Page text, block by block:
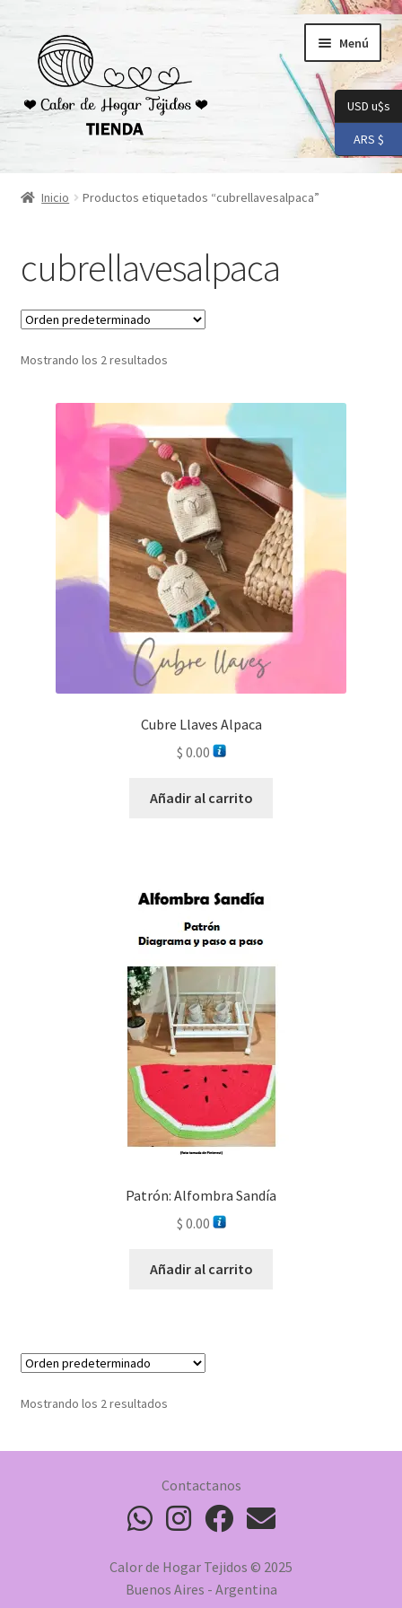
navegación
contenido
Menú
Inicio
Checkout
Conoceme
Preguntas Frecuentes
Inicio Productos etiquetados “cubrellavesalpaca”
cubrellavesalpaca
Mostrando los 2 resultados
Cubre Llaves Alpaca
$ 0.00
Añadir al carrito
Patrón: Alfombra Sandía
$ 0.00
Añadir al carrito
Mostrando los 2 resultados
Contactanos
Calor de Hogar Tejidos © 2025
Buenos Aires - Argentina
USD u$s
ARS $